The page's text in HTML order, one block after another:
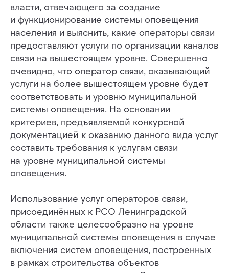
власти, отвечающего за создание
и функционирование системы оповещения
населения и выяснить, какие операторы связи
предоставляют услуги по организации каналов
связи на вышестоящем уровне. Совершенно
очевидно, что оператор связи, оказывающий
услуги на более вышестоящем уровне будет
соответствовать и уровню муниципальной
системы оповещения. На основании
критериев, предъявляемой конкурсной
документацией к оказанию данного вида услуг
составить требования к услугам связи
на уровне муниципальной системы
оповещения.
Использование услуг операторов связи,
присоединённых к РСО Ленинградской
области также целесообразно на уровне
муниципальной системы оповещения в случае
включения систем оповещения, построенных
в рамках строительства объектов
Разработано Noweekend.studio
© 2014-2025 Infostrata
+7 (812) 909-72-00
ooo@infostrata.ru
192029, Санкт-Петербург,
офис 422
КОНТАКТЫ